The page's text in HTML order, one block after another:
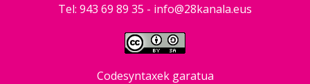
Tel: 943 69 89 35 - info@28kanala.eus
Codesyntaxek garatua